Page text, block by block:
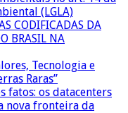
(LGLA)
CODIFICADAS DA
BRASIL NA
Tecnologia e
Raras”
fatos: os datacenters
nova fronteira da